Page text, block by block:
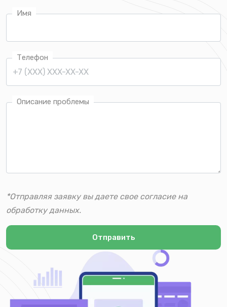
Имя
Телефон
Описание проблемы
*Отправляя заявку вы даете свое согласие на
обработку данных.
Отправить